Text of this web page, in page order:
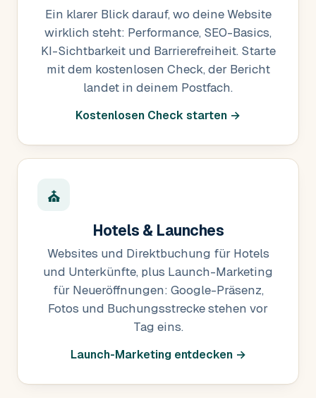
Ein klarer Blick darauf, wo deine Website
wirklich steht: Performance, SEO-Basics,
KI-Sichtbarkeit und Barrierefreiheit. Starte
mit dem kostenlosen Check, der Bericht
landet in deinem Postfach.
Kostenlosen Check starten →
⛪
Hotels & Launches
Websites und Direktbuchung für Hotels
und Unterkünfte, plus Launch-Marketing
für Neueröffnungen: Google-Präsenz,
Fotos und Buchungsstrecke stehen vor
Tag eins.
Launch-Marketing entdecken →